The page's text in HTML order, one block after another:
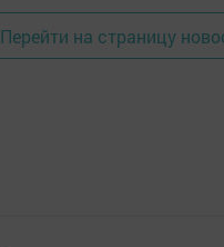
Перейти на страницу